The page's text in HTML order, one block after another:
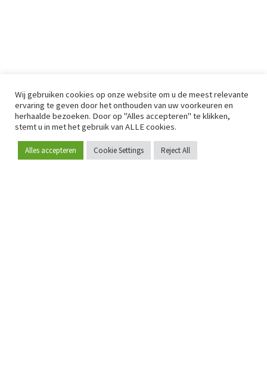
Word lid
Wij gebruiken cookies op onze website om u de meest relevante
ervaring te geven door het onthouden van uw voorkeuren en
herhaalde bezoeken. Door op "Alles accepteren" te klikken,
stemt u in met het gebruik van ALLE cookies.
Alles accepteren Cookie Settings Reject All